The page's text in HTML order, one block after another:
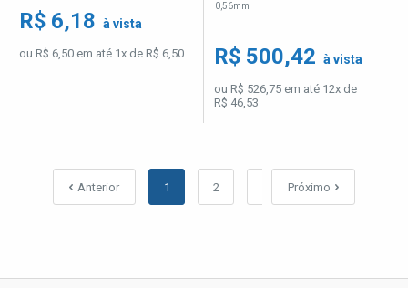
R$ 6,18 à vista
ou R$ 6,50 em até 1x de R$ 6,50
0,56mm
R$ 500,42 à vista
ou R$ 526,75 em até 12x de
R$ 46,53
Anterior 1 2 4
Próximo